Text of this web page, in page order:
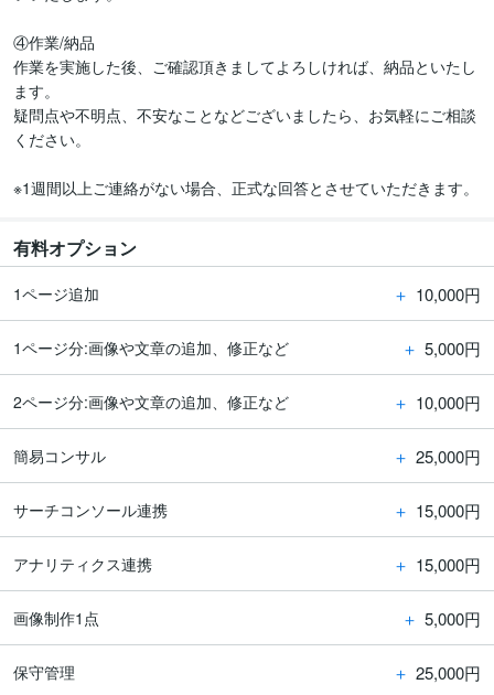
④作業/納品
作業を実施した後、ご確認頂きましてよろしければ、納品といたし
ます。
疑問点や不明点、不安なことなどございましたら、お気軽にご相談
ください。
※1週間以上ご連絡がない場合、正式な回答とさせていただきます。
有料オプション
1ページ追加 ＋ 10,000円
1ページ分:画像や文章の追加、修正など ＋ 5,000円
2ページ分:画像や文章の追加、修正など ＋ 10,000円
簡易コンサル ＋ 25,000円
サーチコンソール連携 ＋ 15,000円
アナリティクス連携 ＋ 15,000円
画像制作1点 ＋ 5,000円
保守管理 ＋ 25,000円